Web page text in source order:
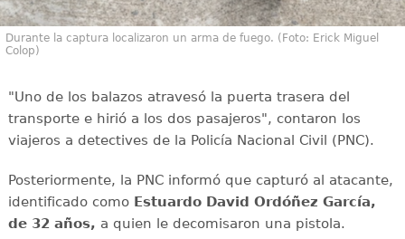
Durante la captura localizaron un arma de fuego. (Foto: Erick Miguel
Colop)
"Uno de los balazos atravesó la puerta trasera del
transporte e hirió a los dos pasajeros", contaron los
viajeros a detectives de la Policía Nacional Civil (PNC).
Posteriormente, la PNC informó que capturó al atacante,
identificado como Estuardo David Ordóñez García,
de 32 años, a quien le decomisaron una pistola.